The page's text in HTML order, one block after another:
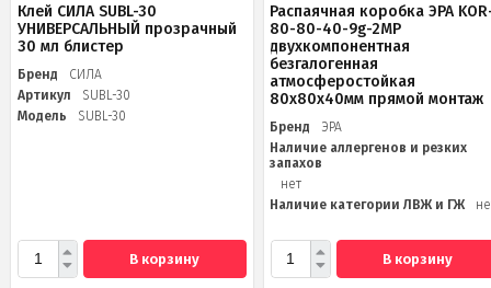
Клей СИЛА SUBL-30
УНИВЕРСАЛЬНЫЙ прозрачный
30 мл блистер
Бренд
СИЛА
Артикул
SUBL-30
Модель
SUBL-30
В корзину
Распаячная коробка ЭРА
80-80-40-9g-2MP
двухкомпонентная
безгалогенная
атмосферостойкая
80х80х40мм прямой монтаж
Бренд
ЭРА
Наличие аллергенов и резких
запахов
нет
Наличие категории ЛВЖ и ГЖ
В корзину